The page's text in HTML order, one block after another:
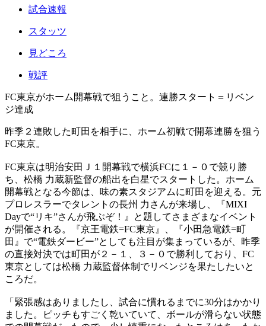
試合速報
スタッツ
見どころ
戦評
FC東京がホーム開幕戦で狙うこと。連勝スタート＝リベン
ジ達成
昨季２連敗した町田を相手に、ホーム初戦で開幕連勝を狙う
FC東京。
FC東京は明治安田Ｊ１開幕戦で横浜FCに１－０で競り勝
ち、松橋 力蔵新監督の船出を白星でスタートした。ホーム
開幕戦となる今節は、味の素スタジアムに町田を迎える。元
プロレスラーでタレントの長州 力さんが来場し、『MIXI
Dayで“リキ”さんが飛ぶぞ！』と題してさまざまなイベント
が開催される。『京王電鉄=FC東京』、『小田急電鉄=町
田』で“電鉄ダービー”としても注目が集まっているが、昨季
の直接対決では町田が２－１、３－０で勝利しており、FC
東京としては松橋 力蔵監督体制でリベンジを果たしたいと
ころだ。
「緊張感はありましたし、試合に慣れるまでに30分はかかり
ました。ピッチもすごく乾いていて、ボールが滑らない状態